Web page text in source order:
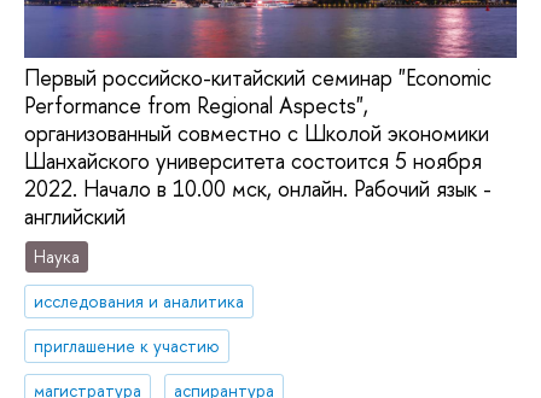
Первый российско-китайский семинар "Economic
Performance from Regional Aspects",
организованный совместно с Школой экономики
Шанхайского университета состоится 5 ноября
2022. Начало в 10.00 мск, онлайн. Рабочий язык -
английский
Наука
исследования и аналитика
приглашение к участию
магистратура
аспирантура